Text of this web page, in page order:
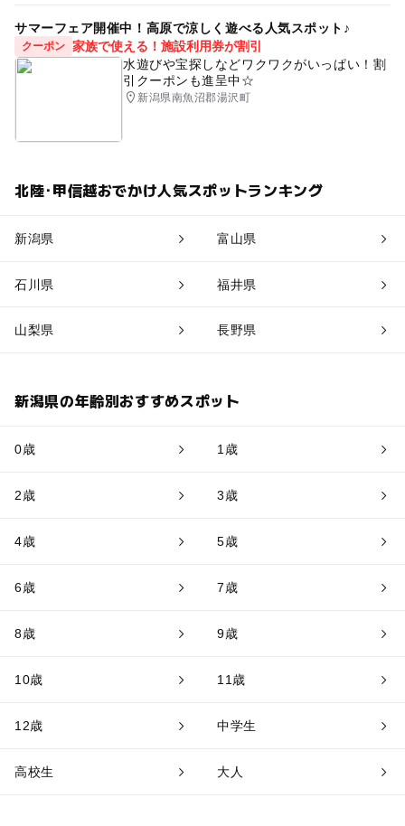
サマーフェア開催中！高原で涼しく遊べる人気スポット♪
クーポン 家族で使える！施設利用券が割引
水遊びや宝探しなどワクワクがいっぱい！割
引クーポンも進呈中☆
新潟県南魚沼郡湯沢町
北陸･甲信越おでかけ人気スポットランキング
新潟県 富山県
石川県 福井県
山梨県 長野県
新潟県の年齢別おすすめスポット
0歳 1歳
2歳 3歳
4歳 5歳
6歳 7歳
8歳 9歳
10歳 11歳
12歳 中学生
高校生 大人